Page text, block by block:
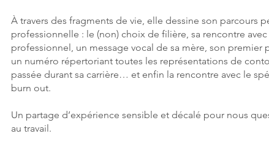
À travers des fragments de vie, elle dessine son parcours
professionnelle : le (non) choix de filière, sa rencontre
professionnel, un message vocal de sa mère, son
un numéro répertoriant toutes les représentations de
passée durant sa carrière… et enfin la rencontre avec le
burn out.
Un partage d’expérience sensible et décalé pour nous
au travail.